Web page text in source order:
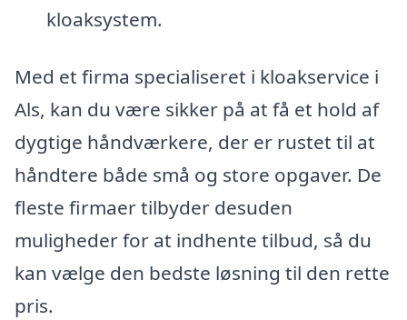
kloaksystem.
Med et firma specialiseret i kloakservice i
Als, kan du være sikker på at få et hold af
dygtige håndværkere, der er rustet til at
håndtere både små og store opgaver. De
fleste firmaer tilbyder desuden
muligheder for at indhente tilbud, så du
kan vælge den bedste løsning til den rette
pris.